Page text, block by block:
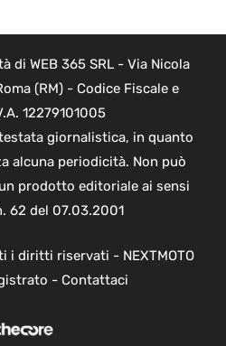
di WEB 365 SRL - Via Nicola
(RM) - Codice Fiscale e
12279101005
giornalistica, in quanto
alcuna periodicità. Non può
prodotto editoriale ai sensi
62 del 07.03.2001
diritti riservati - NEXTMOTO
- Contattaci